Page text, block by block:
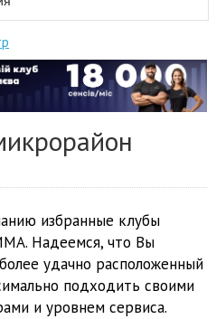
избранные клубы
Надеемся, что Вы
удачно расположенный
подходить своими
и уровнем сервиса.